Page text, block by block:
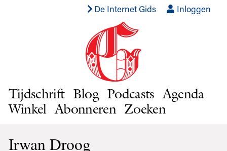
De Internet Gids Inloggen
Tijdschrift Blog Podcasts Agenda
Winkel Abonneren Zoeken
Irwan Droog